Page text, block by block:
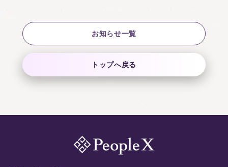
お知らせ一覧
トップへ戻る